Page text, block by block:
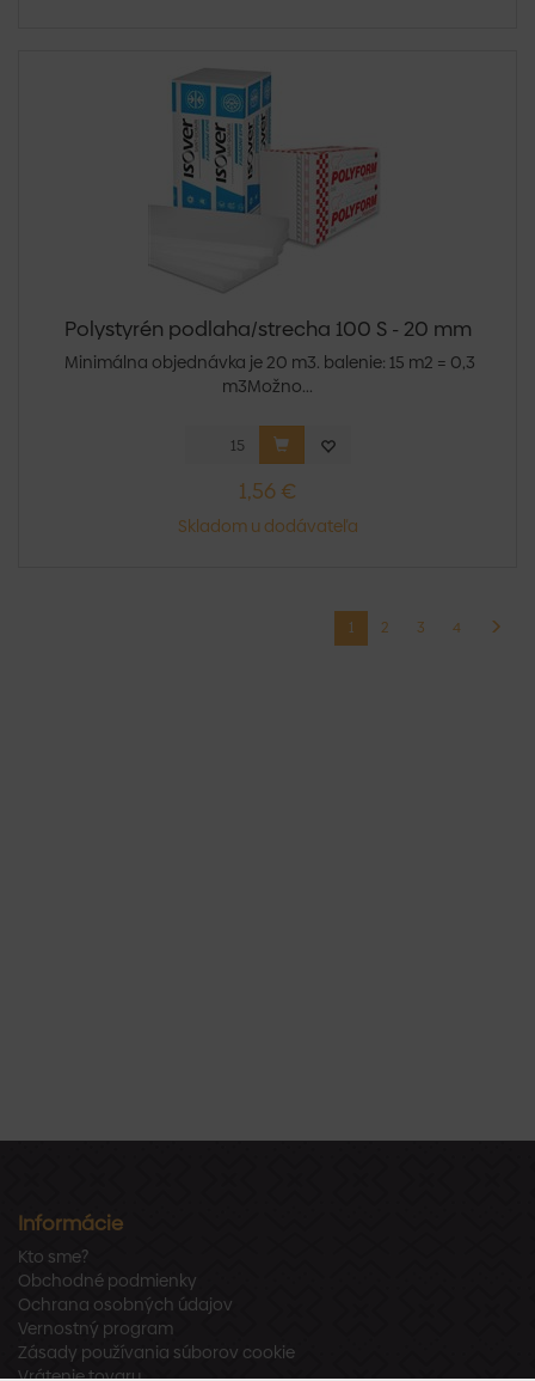
Polystyrén podlaha/strecha 100 S - 20 mm
Minimálna objednávka je 20 m3. balenie: 15 m2 = 0,3
m3Možno...
1,56 €
Skladom u dodávateľa
1 2 3 4
Informácie
Kto sme?
Obchodné podmienky
Ochrana osobných údajov
Vernostný program
Zásady používania súborov cookie
Vrátenie tovaru